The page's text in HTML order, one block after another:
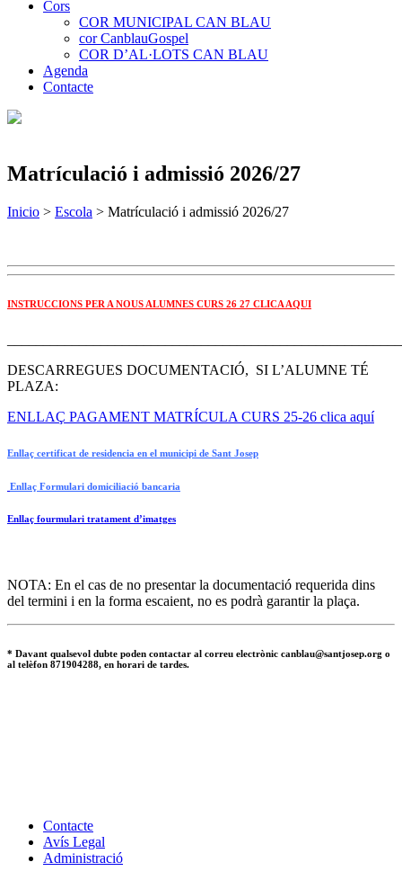
Cors
COR MUNICIPAL CAN BLAU
cor CanblauGospel
COR D’AL·LOTS CAN BLAU
Agenda
Contacte
Matrículació i admissió 2026/27
Inicio > Escola > Matrículació i admissió 2026/27
INSTRUCCIONS PER A NOUS ALUMNES CURS 26 27 CLICA AQUI
DESCARREGUES DOCUMENTACIÓ, SI L’ALUMNE TÉ
PLAZA:
ENLLAÇ PAGAMENT MATRÍCULA CURS 25-26 clica aquí
Enllaç certificat de residencia en el municipi de Sant Josep
Enllaç Formulari domiciliació bancaria
Enllaç fourmulari tratament d’imatges
NOTA: En el cas de no presentar la documentació requerida dins
del termini i en la forma escaient, no es podrà garantir la plaça.
* Davant qualsevol dubte poden contactar al correu electrònic canblau@santjosep.org o
al telèfon 871904288, en horari de tardes.
Contacte
Avís Legal
Administració